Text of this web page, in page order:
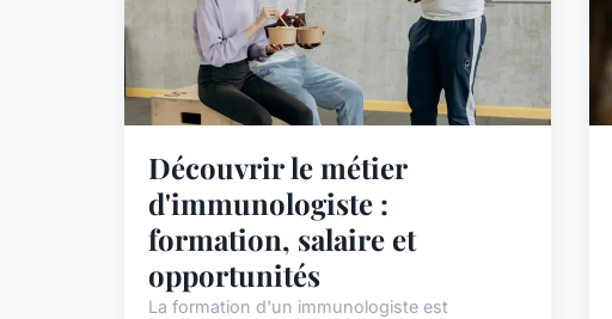
Découvrir le métier
d'immunologiste :
formation, salaire et
opportunités
La formation d'un immunologiste est